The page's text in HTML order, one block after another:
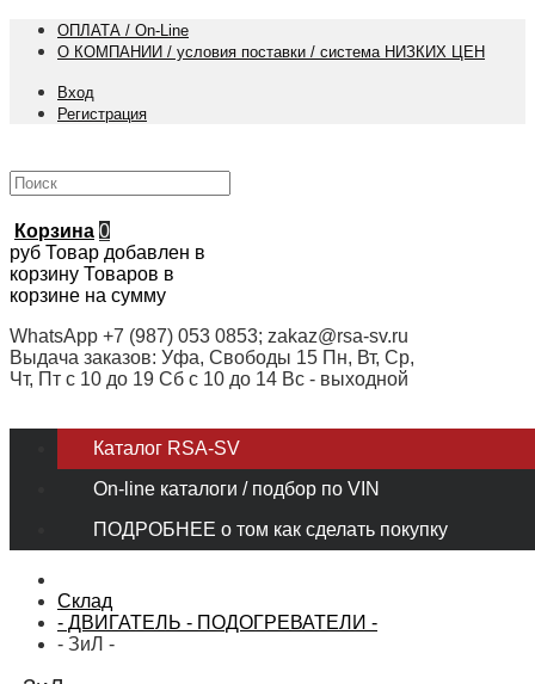
ОПЛАТА / On-Line
О КОМПАНИИ / условия поставки / система НИЗКИХ ЦЕН
Вход
Регистрация
Корзина 0
руб Товар добавлен в
корзину Товаров в
корзине на сумму
WhatsApp +7 (987) 053 0853; zakaz@rsa-sv.ru
Выдача заказов: Уфа, Свободы 15 Пн, Вт, Ср,
Чт, Пт с 10 до 19 Сб с 10 до 14 Вс - выходной
Каталог RSA-SV
On-line каталоги / подбор по VIN
ПОДРОБНЕЕ о том как сделать покупку
Склад
- ДВИГАТЕЛЬ - ПОДОГРЕВАТЕЛИ -
- ЗиЛ -